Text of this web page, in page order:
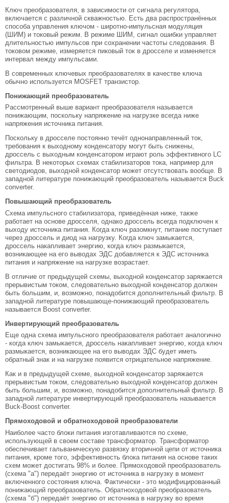
Ключ преобразователя, в зависимости от сигнала регулятора,
включается с различной скважностью. Есть два распространённых
способа управления ключом - широтно-импульсная модуляция
(ШИМ) и токовый режим. В режиме ШИМ, сигнал ошибки управляет
длительностью импульсов при сохранении частоты следования. В
токовом режиме, измеряется пиковый ток в дросселе и изменяется
интервал между импульсами.
В современных ключевых преобразователях в качестве ключа
обычно используется MOSFET транзистор.
Понижающий преобразователь
Рассмотренный выше вариант преобразователя называется
понижающим, поскольку напряжение на нагрузке всегда ниже
напряжения источника питания.
Поскольку в дросселе постоянно течёт однонаправленный ток,
требования к выходному конденсатору могут быть снижены,
дроссель с выходным конденсатором играют роль эффективного LC
фильтра. В некоторых схемах стабилизаторов тока, например для
светодиодов, выходной конденсатор может отсутствовать вообще. В
западной литературе понижающий преобразователь называется Buck
converter.
Повышающий преобразователь
Схема импульсного стабилизатора, приведённая ниже, также
работает на основе дросселя, однако дроссель всегда подключен к
выходу источника питания. Когда ключ разомкнут, питание поступает
через дроссель и диод на нагрузку. Когда ключ замыкается,
дроссель накапливает энергию, когда ключ размыкается,
возникающее на его выводах ЭДС добавляется к ЭДС источника
питания и напряжение на нагрузке возрастает.
В отличие от предыдущей схемы, выходной конденсатор заряжается
прерывистым током, следовательно выходной конденсатор должен
быть большим, и, возможно, понадобится дополнительный фильтр. В
западной литературе повышающе-понижающий преобразователь
называется Boost converter.
Инвертирующий преобразователь
Еще одна схема импульсного преобразователя работает аналогично
- когда ключ замыкается, дроссель накапливает энергию, когда ключ
размыкается, возникающее на его выводах ЭДС будет иметь
обратный знак и на нагрузке появится отрицательное напряжение.
Как и в предыдущей схеме, выходной конденсатор заряжается
прерывистым током, следовательно выходной конденсатор должен
быть большим, и, возможно, понадобится дополнительный фильтр. В
западной литературе инвертирующий преобразователь называется
Buck-Boost converter.
Прямоходовой и обратноходовой преобразователи
Наиболее часто блоки питания изготавливаются по схеме,
использующей в своем составе трансформатор. Трансформатор
обеспечивает гальваническую развязку вторичной цепи от источника
питания, кроме того, эффективность блока питания на основе таких
схем может достигать 98% и более. Прямоходовой преобразователь
(схема "а") передаёт энергию от источника в нагрузку в момент
включенного состояния ключа. Фактически - это модифицированный
понижающий преобразователь. Обратноходовой преобразователь
(схема "б") передаёт энергию от источника в нагрузку во время